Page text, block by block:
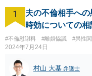
1
夫の不倫相手へ
時効についての相
#不倫慰謝料 #離婚協議 #異性
2024年7月24日
村山 大基 弁護士